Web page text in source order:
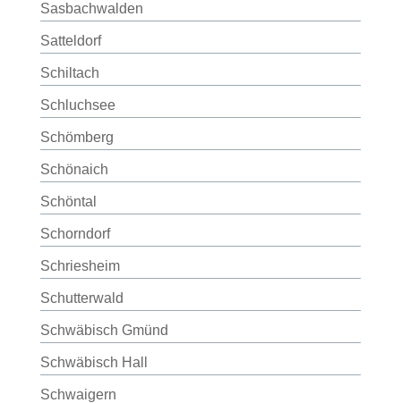
Sasbachwalden
Satteldorf
Schiltach
Schluchsee
Schömberg
Schönaich
Schöntal
Schorndorf
Schriesheim
Schutterwald
Schwäbisch Gmünd
Schwäbisch Hall
Schwaigern